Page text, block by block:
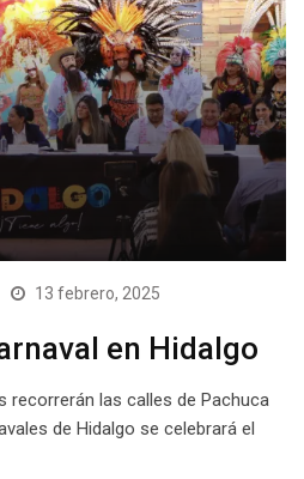
13 febrero, 2025
en Hidalgo
recorrerán las calles de Pachuca
de Hidalgo se celebrará el